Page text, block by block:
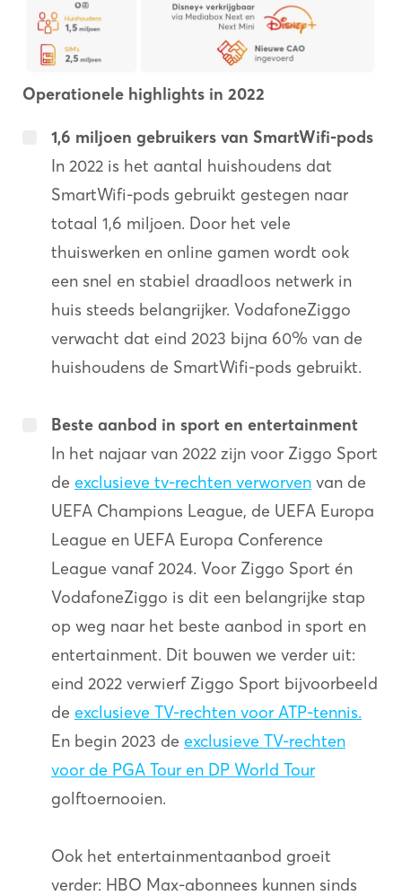
Operationele highlights in 2022
1,6 miljoen gebruikers van SmartWifi-pods
In 2022 is het aantal huishoudens dat
SmartWifi-pods gebruikt gestegen naar
totaal 1,6 miljoen. Door het vele
thuiswerken en online gamen wordt ook
een snel en stabiel draadloos netwerk in
huis steeds belangrijker. VodafoneZiggo
verwacht dat eind 2023 bijna 60% van de
huishoudens de SmartWifi-pods gebruikt.
Beste aanbod in sport en entertainment
In het najaar van 2022 zijn voor Ziggo Sport
de exclusieve tv-rechten verworven van de
UEFA Champions League, de UEFA Europa
League en UEFA Europa Conference
League vanaf 2024. Voor Ziggo Sport én
VodafoneZiggo is dit een belangrijke stap
op weg naar het beste aanbod in sport en
entertainment. Dit bouwen we verder uit:
eind 2022 verwierf Ziggo Sport bijvoorbeeld
de exclusieve TV-rechten voor ATP-tennis.
En begin 2023 de exclusieve TV-rechten
voor de PGA Tour en DP World Tour
golftoernooien.
Ook het entertainmentaanbod groeit
verder: HBO Max-abonnees kunnen sinds